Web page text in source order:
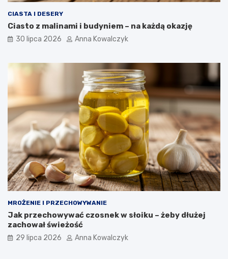
CIASTA I DESERY
Ciasto z malinami i budyniem – na każdą okazję
30 lipca 2026 Anna Kowalczyk
MROŻENIE I PRZECHOWYWANIE
Jak przechowywać czosnek w słoiku – żeby dłużej
zachował świeżość
29 lipca 2026 Anna Kowalczyk